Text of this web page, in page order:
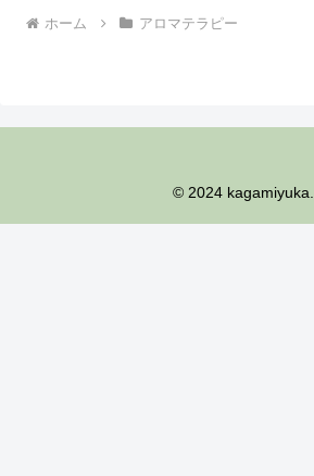
ホーム アロマテラピー
© 2024 kagamiyuka.